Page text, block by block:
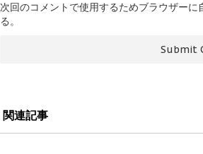
次回のコメントで使用するためブラウザー
る。
関連記事